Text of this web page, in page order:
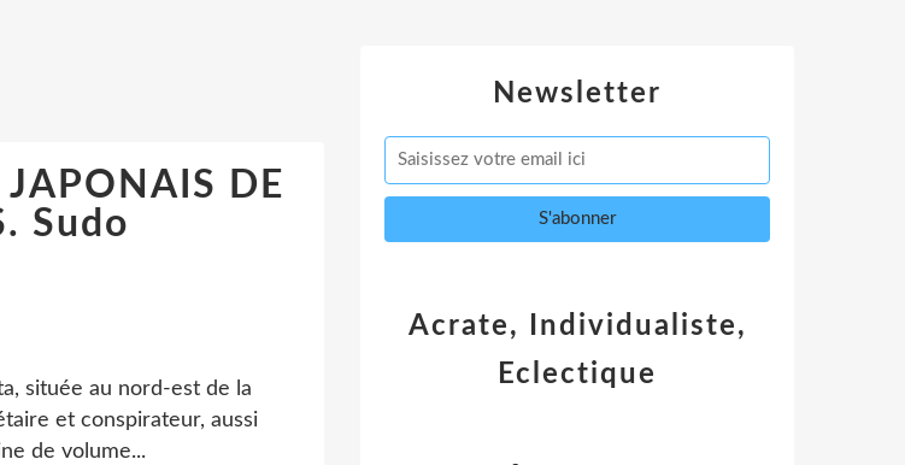
DE
Sudo
située au nord-est de la
et conspirateur, aussi
de volume...
Newsletter
Acrate, Individualiste,
Eclectique